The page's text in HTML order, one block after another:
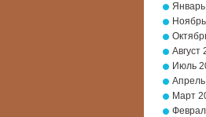
Август
Июль
Март